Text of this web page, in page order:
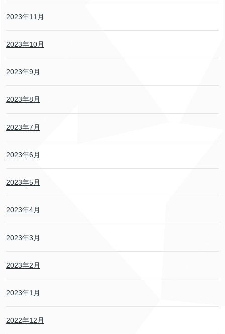
2023年11月
2023年10月
2023年9月
2023年8月
2023年7月
2023年6月
2023年5月
2023年4月
2023年3月
2023年2月
2023年1月
2022年12月